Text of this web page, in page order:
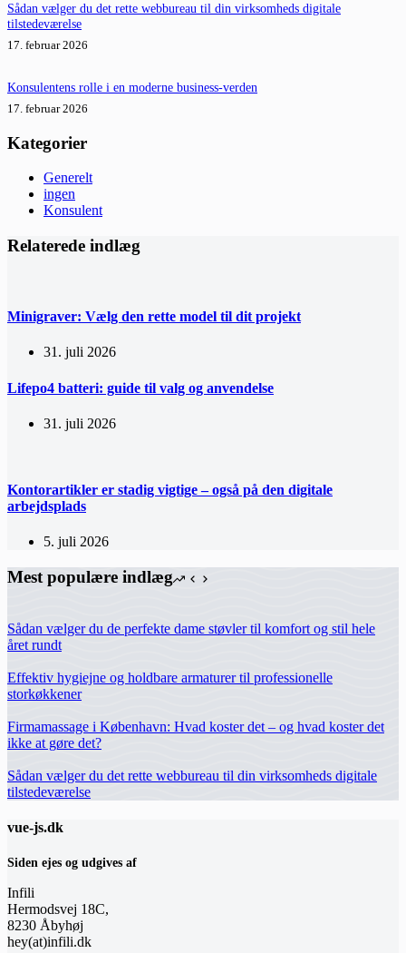
Sådan vælger du det rette webbureau til din virksomheds digitale
tilstedeværelse
17. februar 2026
Konsulentens rolle i en moderne business-verden
17. februar 2026
Kategorier
Generelt
ingen
Konsulent
Relaterede indlæg
Minigraver: Vælg den rette model til dit projekt
31. juli 2026
Lifepo4 batteri: guide til valg og anvendelse
31. juli 2026
Kontorartikler er stadig vigtige – også på den digitale
arbejdsplads
5. juli 2026
Mest populære indlæg
Sådan vælger du de perfekte dame støvler til komfort og stil hele
året rundt
Effektiv hygiejne og holdbare armaturer til professionelle
storkøkkener
Firmamassage i København: Hvad koster det – og hvad koster det
ikke at gøre det?
Sådan vælger du det rette webbureau til din virksomheds digitale
tilstedeværelse
vue-js.dk
Siden ejes og udgives af
Infili
Hermodsvej 18C,
8230 Åbyhøj
hey(at)infili.dk